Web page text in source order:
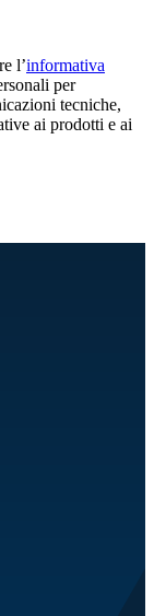
l’informativa
per
tecniche,
ai prodotti e ai